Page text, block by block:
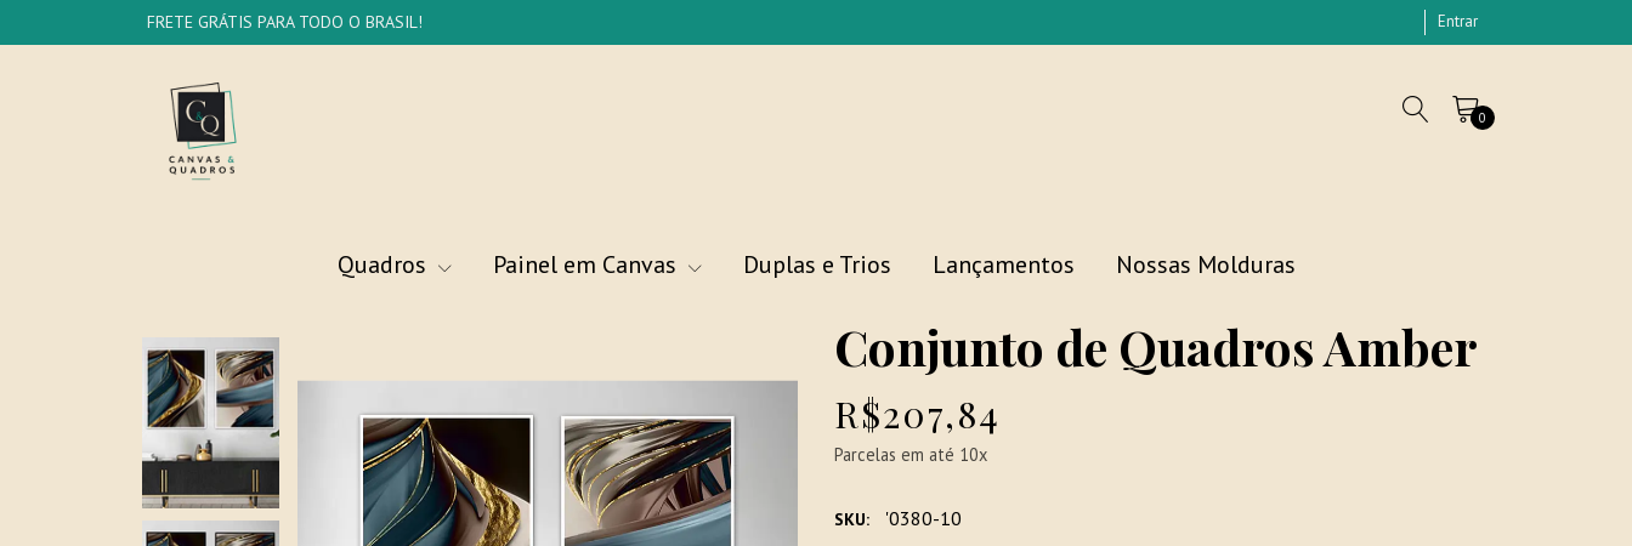
FRETE GRÁTIS PARA TODO O BRASIL! Entrar
0
Quadros Painel em Canvas Duplas e Trios Lançamentos Nossas Molduras
Conjunto de Quadros Amber
R$207,84
Parcelas em até 10x
SKU: '0380-10